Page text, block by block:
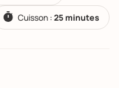
Cuisson : 25 minutes